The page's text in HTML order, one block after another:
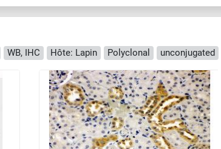
WB, IHC Hôte: Lapin Polyclonal unconjugated